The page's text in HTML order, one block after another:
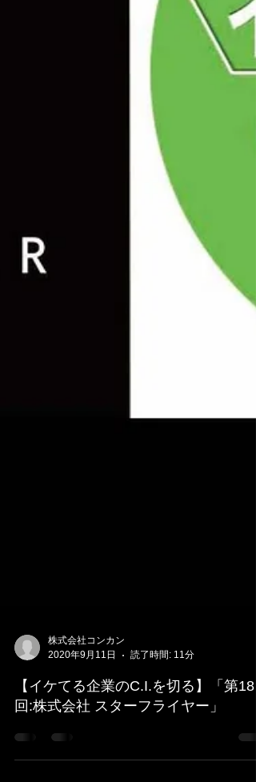
株式会社コンカン
2020年9月11日
読了時間: 11分
【イケてる企業のC.I.を切る】「第18
回:株式会社 スターフライヤー」